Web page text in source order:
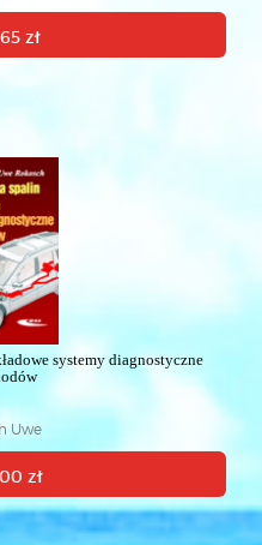
zł
systemy diagnostyczne
Uwe
zł